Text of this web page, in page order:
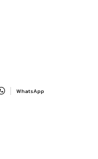
WhatsApp